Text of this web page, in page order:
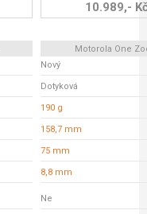
10.989,-
Motorola One
Nový
Dotyková
190 g
158,7 mm
75 mm
8,8 mm
Ne